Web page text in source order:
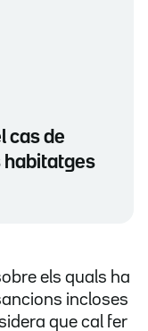
cas de
habitatges
els quals ha
incloses
que cal fer